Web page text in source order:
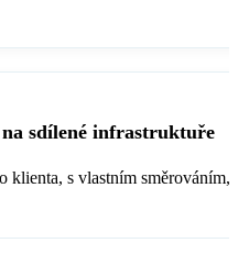
sdílené infrastruktuře
klienta, s vlastním